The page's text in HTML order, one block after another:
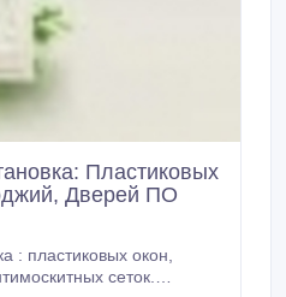
Пластиковых
Дверей ПО
: пластиковых окон,